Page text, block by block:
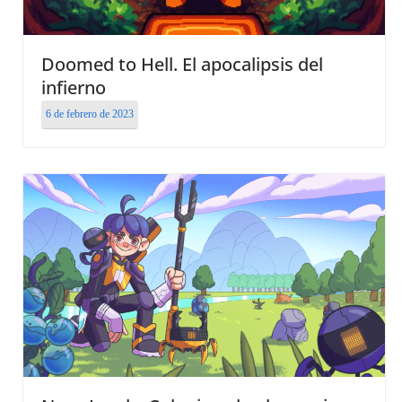
Doomed to Hell. El apocalipsis del
infierno
6 de febrero de 2023